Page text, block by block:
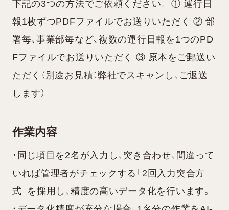
下記の3つの方法でご依頼ください。 ① 運行日
報1枚ずつPDFファイルでお送りいただく ② 部
署毎、事業部毎など、複数の運行日報を1つのPD
Fファイルでお送りいただく ③ 原本をご郵送い
ただく（別途お見積：弊社でスキャンし、ご返送
します）
作業内容
・同じ項目を2名が入力し、突き合わせ、間違って
いれば管理者がチェックする「2回入力突合方
式」を採用し、精度の高いデータ化を行います。